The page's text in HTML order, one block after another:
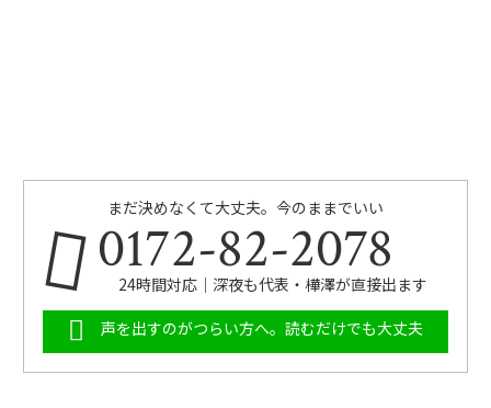
まだ決めなくて大丈夫。今のままでいい
0172-82-2078
24時間対応｜深夜も代表・樺澤が直接出ます
声を出すのがつらい方へ。読むだけでも大丈夫